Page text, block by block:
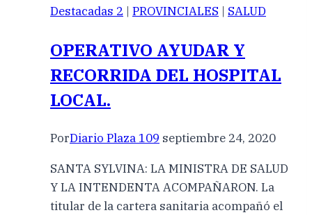
Destacadas 2 | PROVINCIALES | SALUD
OPERATIVO AYUDAR Y
RECORRIDA DEL HOSPITAL
LOCAL.
PorDiario Plaza 109 septiembre 24, 2020
SANTA SYLVINA: LA MINISTRA DE SALUD
Y LA INTENDENTA ACOMPAÑARON. La
titular de la cartera sanitaria acompañó el